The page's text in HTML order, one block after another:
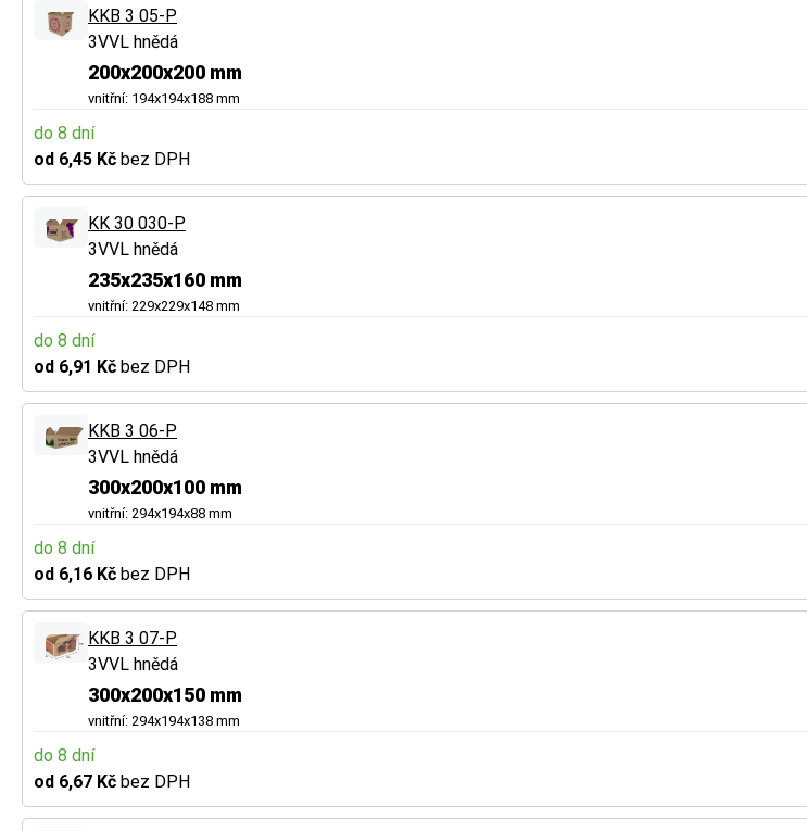
KKB 3 05-P
3VVL hnědá
200x200x200 mm
vnitřní: 194x194x188 mm
do 8 dní
od 6,45 Kč bez DPH
KK 30 030-P
3VVL hnědá
235x235x160 mm
vnitřní: 229x229x148 mm
do 8 dní
od 6,91 Kč bez DPH
KKB 3 06-P
3VVL hnědá
300x200x100 mm
vnitřní: 294x194x88 mm
do 8 dní
od 6,16 Kč bez DPH
KKB 3 07-P
3VVL hnědá
300x200x150 mm
vnitřní: 294x194x138 mm
do 8 dní
od 6,67 Kč bez DPH